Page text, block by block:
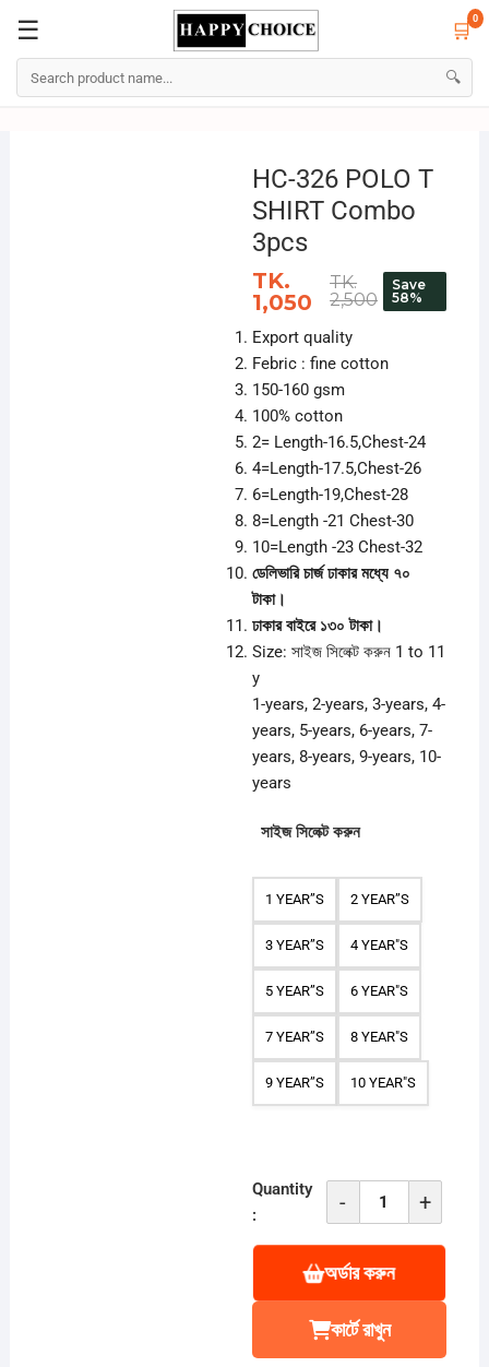
☰ 🛒0
🔍
☰ 🛒0
HC-326 POLO T
SHIRT Combo
3pcs
TK.
1,050
TK.
2,500
Save
58%
Export quality
Febric : fine cotton
150-160 gsm
100% cotton
2= Length-16.5,Chest-24
4=Length-17.5,Chest-26
6=Length-19,Chest-28
8=Length -21 Chest-30
10=Length -23 Chest-32
ডেলিভারি চার্জ ঢাকার মধ্যে ৭০
টাকা।
ঢাকার বাইরে ১৩০ টাকা।
Size:সাইজ সিলেক্ট করুন 1 to 11
y
1-years, 2-years, 3-years, 4-
years, 5-years, 6-years, 7-
years, 8-years, 9-years, 10-
years
সাইজ সিলেক্ট করুন
1 YEAR”S 2 YEAR”S
3 YEAR”S 4 YEAR"S
5 YEAR”S 6 YEAR"S
7 YEAR”S 8 YEAR"S
9 YEAR”S 10 YEAR"S
Quantity
:
-
HC-
T
+
কার্টে রাখুন
অর্ডার করুন